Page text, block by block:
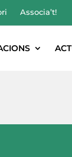
Associa’t!